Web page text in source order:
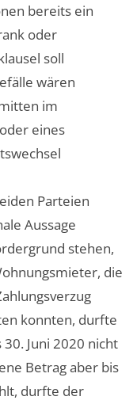
bereits ein
oder
soll
wären
im
eines
Parteien
Aussage
stehen,
die
konnten, durfte
Juni 2020 nicht
Betrag aber bis
durfte der